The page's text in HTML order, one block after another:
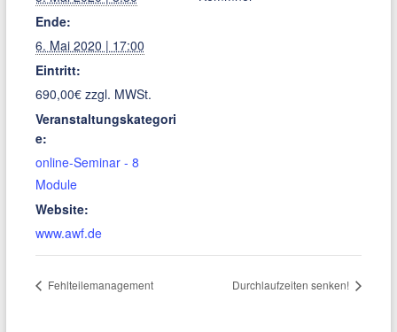
Ende:
6. Mai 2020 | 17:00
Eintritt:
690,00€ zzgl. MWSt.
Veranstaltungskategori
e:
online-Seminar - 8
Module
Website:
www.awf.de
Fehlteilemanagement Durchlaufzeiten senken!